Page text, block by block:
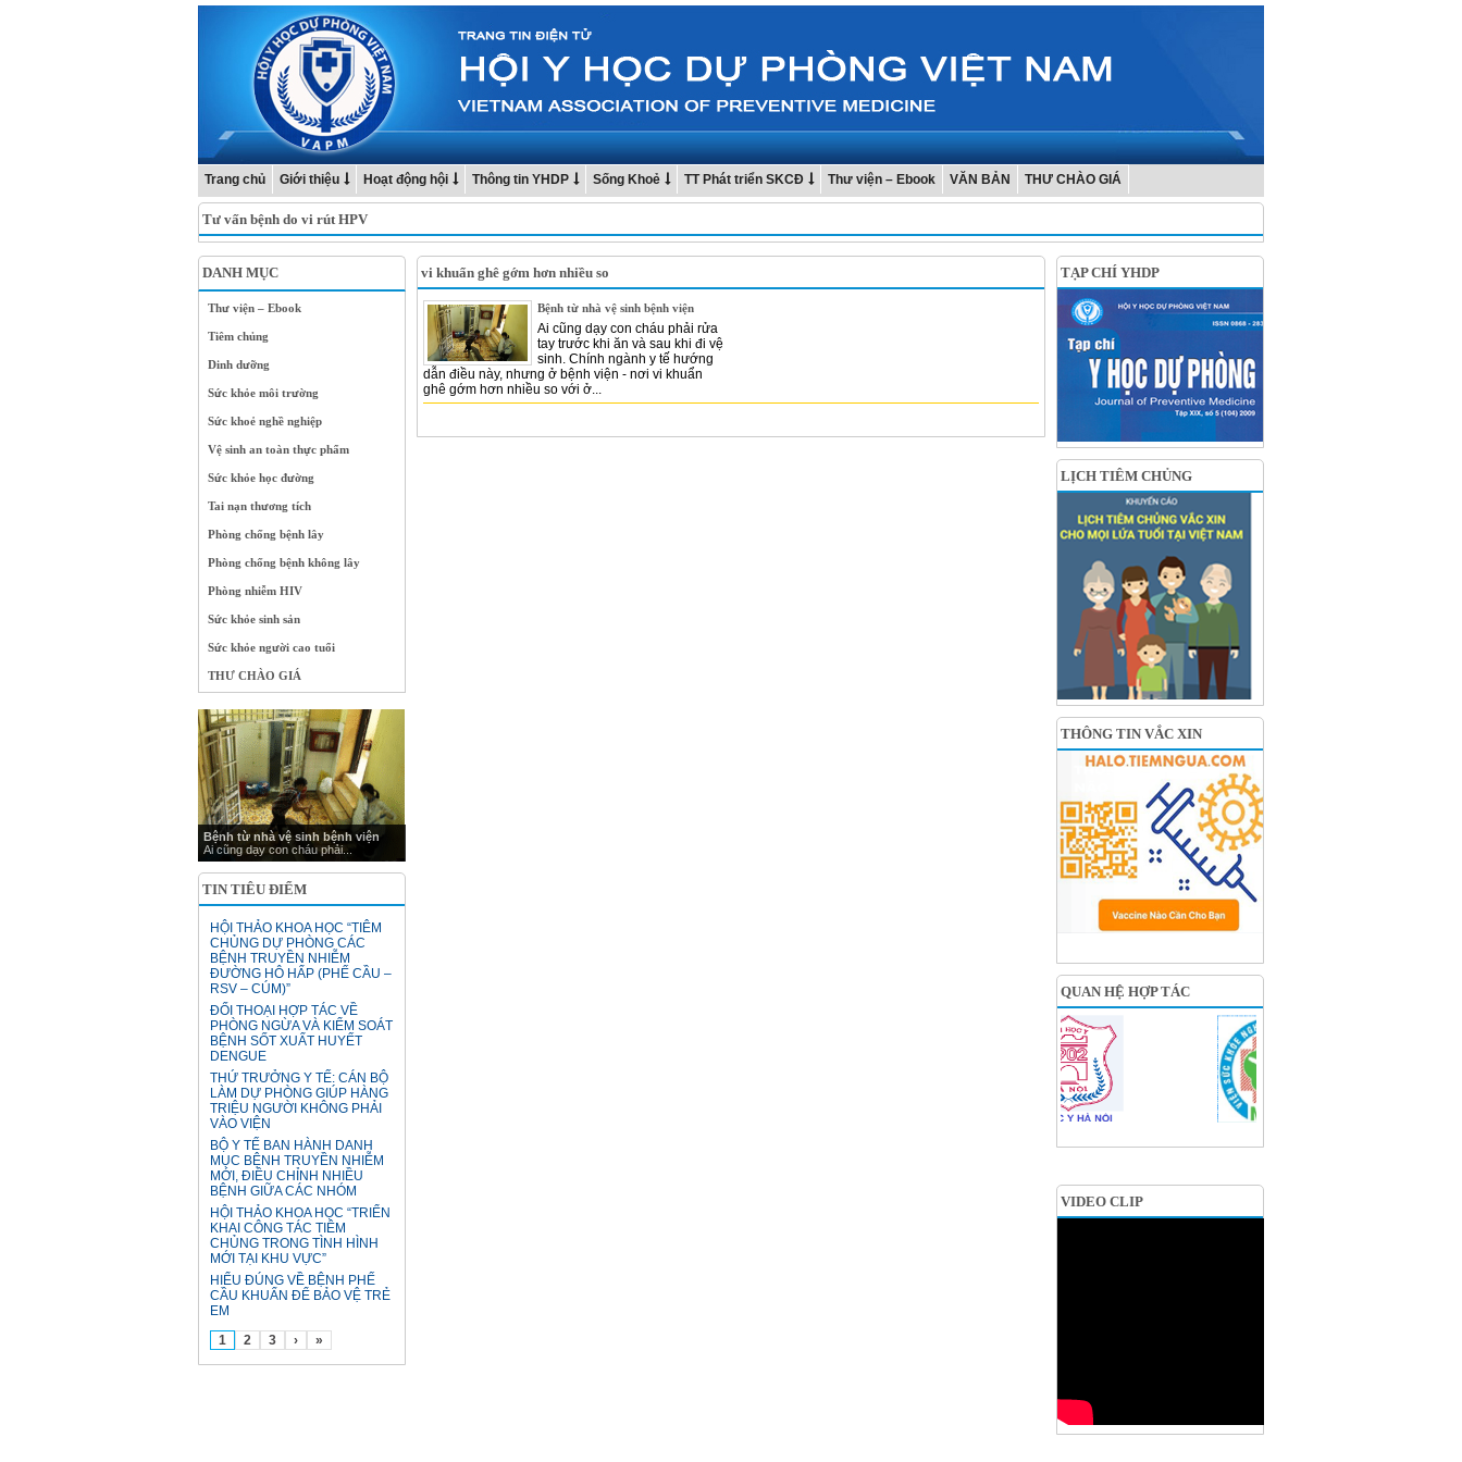
Trang chủ Giới thiệu Hoạt động hội Thông tin YHDP Sống Khoẻ TT Phát triển SKCĐ Thư viện – Ebook VĂN BẢN THƯ CHÀO GIÁ
Tư vấn bệnh do vi rút HPV
DANH MỤC
Thư viện – Ebook
Tiêm chủng
Dinh dưỡng
Sức khỏe môi trường
Sức khoẻ nghề nghiệp
Vệ sinh an toàn thực phẩm
Sức khỏe học đường
Tai nạn thương tích
Phòng chống bệnh lây
Phòng chống bệnh không lây
Phòng nhiễm HIV
Sức khỏe sinh sản
Sức khỏe người cao tuổi
THƯ CHÀO GIÁ
Bệnh từ nhà vệ sinh bệnh viện
Ai cũng dạy con cháu phải...
TIN TIÊU ĐIỂM
HỘI THẢO KHOA HỌC “TIÊM
CHỦNG DỰ PHÒNG CÁC
BỆNH TRUYỀN NHIỄM
ĐƯỜNG HÔ HẤP (PHẾ CẦU –
RSV – CÚM)”
ĐỐI THOẠI HỢP TÁC VỀ
PHÒNG NGỪA VÀ KIỂM SOÁT
BỆNH SỐT XUẤT HUYẾT
DENGUE
THỨ TRƯỞNG Y TẾ: CÁN BỘ
LÀM DỰ PHÒNG GIÚP HÀNG
TRIỆU NGƯỜI KHÔNG PHẢI
VÀO VIỆN
BỘ Y TẾ BAN HÀNH DANH
MỤC BỆNH TRUYỀN NHIỄM
MỚI, ĐIỀU CHỈNH NHIỀU
BỆNH GIỮA CÁC NHÓM
HỘI THẢO KHOA HỌC “TRIỂN
KHAI CÔNG TÁC TIÊM
CHỦNG TRONG TÌNH HÌNH
MỚI TẠI KHU VỰC”
HIỂU ĐÚNG VỀ BỆNH PHẾ
CẦU KHUẨN ĐỂ BẢO VỆ TRẺ
EM
1
2 3 › »
vi khuẩn ghê gớm hơn nhiều so
Bệnh từ nhà vệ sinh bệnh viện
Ai cũng dạy con cháu phải rửa
tay trước khi ăn và sau khi đi vệ
sinh. Chính ngành y tế hướng
dẫn điều này, nhưng ở bệnh viện - nơi vi khuẩn
ghê gớm hơn nhiều so với ở...
TẠP CHÍ YHDP
LỊCH TIÊM CHỦNG
THÔNG TIN VẮC XIN
QUAN HỆ HỢP TÁC
VIDEO CLIP